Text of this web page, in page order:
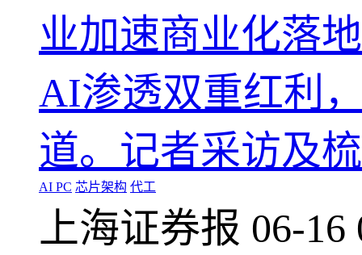
业加速商业化落
AI渗透双重红利
道。记者采访及
AI PC 芯片架构 代工
上海证券报 06-16